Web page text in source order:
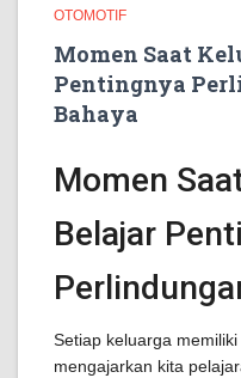
OTOMOTIF
Momen Saat
Pentingnya
Bahaya
Momen
Belajar
Setiap keluarga
mengajarkan kita